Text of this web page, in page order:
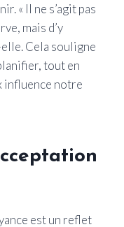
« Il ne s’agit pas
mais d’y
Cela souligne
tout en
influence notre
est un reflet